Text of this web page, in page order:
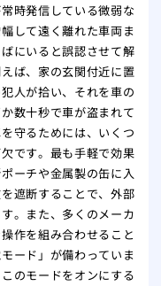
時発信している微弱な
して遠く離れた車両ま
にいると誤認させて解
ば、家の玄関付近に置
人が拾い、それを車の
数十秒で車が盗まれて
守るためには、いくつ
です。最も手軽で効果
ーチや金属製の缶に入
遮断することで、外部
。また、多くのメーカ
作を組み合わせること
ード」が備わっていま
のモードをオンにする